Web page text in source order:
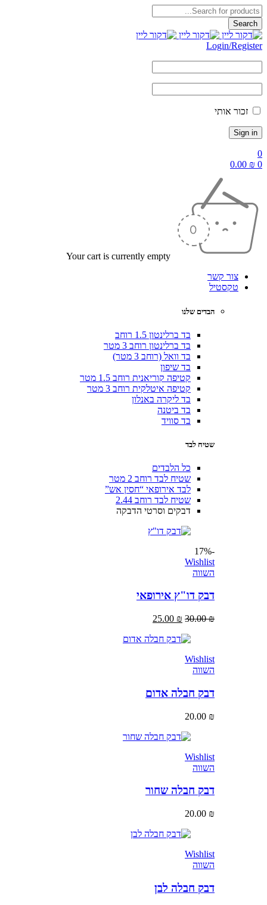
Login/
אותי
Your cart is currently empty
צור קשר
טקסטיל
הבדים שלנו
בד ברלינטון 1.5 רוחב
בד ברלינטון רוחב 3 מטר
בד וואל (רוחב 3 מטר)
בד שיפון
קטיפה קוריאנית רוחב 1.5 מטר
קטיפה איטלקית רוחב 3 מטר
בד ליקרה באנלון
בד ביטנה
בד סוויד
שטיח לבד
כל הלבדים
שטיח לבד רוחב 2 מטר
לבד אירופאי “חסין אש”
שטיח לבד רוחב 2.44
דבקים וסרטי הדבקה
Wishlist
דבק דו"ץ אירופאי
30.00
25.00₪
Wishlist
דבק חבלה אדום
20.00
Wishlist
דבק חבלה שחור
20.00
Wishlist
דבק חבלה לבן